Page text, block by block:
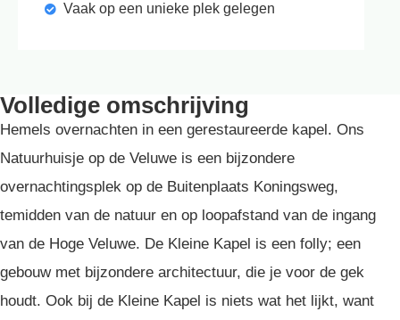
Vaak op een unieke plek gelegen
Volledige omschrijving
Hemels overnachten in een gerestaureerde kapel. Ons
Natuurhuisje op de Veluwe is een bijzondere
overnachtingsplek op de Buitenplaats Koningsweg,
temidden van de natuur en op loopafstand van de ingang
van de Hoge Veluwe. De Kleine Kapel is een folly; een
gebouw met bijzondere architectuur, die je voor de gek
houdt. Ook bij de Kleine Kapel is niets wat het lijkt, want